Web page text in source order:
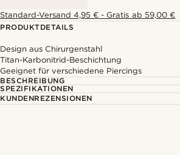
Standard-Versand 4,95 € - Gratis ab 59,00 €
PRODUKTDETAILS
Design aus Chirurgenstahl
Titan-Karbonitrid-Beschichtung
Geeignet für verschiedene Piercings
BESCHREIBUNG
SPEZIFIKATIONEN
KUNDENREZENSIONEN